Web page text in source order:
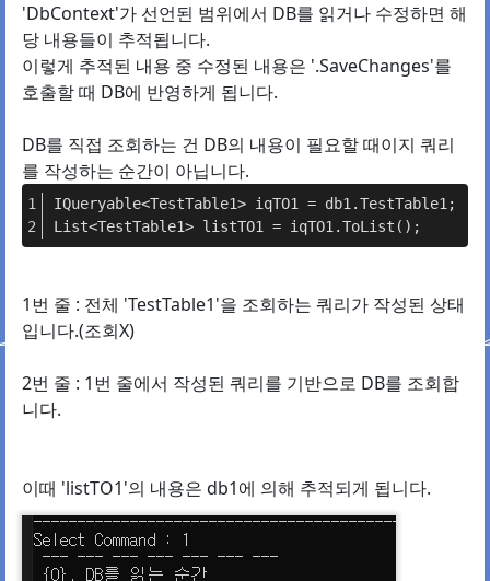
'DbContext'가 선언된 범위에서 DB를 읽거나 수정하면 해
당 내용들이 추적됩니다.
이렇게 추적된 내용 중 수정된 내용은 '.SaveChanges'를
호출할 때 DB에 반영하게 됩니다.
DB를 직접 조회하는 건 DB의 내용이 필요할 때이지 쿼리
를 작성하는 순간이 아닙니다.
IQueryable<TestTable1> iqTO1 = db1.TestTable1;
List<TestTable1> listTO1 = iqTO1.ToList();
1번 줄 : 전체 'TestTable1'을 조회하는 쿼리가 작성된 상태
입니다.(조회X)
2번 줄 : 1번 줄에서 작성된 쿼리를 기반으로 DB를 조회합
니다.
이때 'listTO1'의 내용은 db1에 의해 추적되게 됩니다.